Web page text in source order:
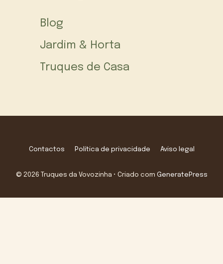
Blog
Jardim & Horta
Truques de Casa
Contactos Política de privacidade Aviso legal
© 2026 Truques da Vovozinha • Criado com GeneratePress